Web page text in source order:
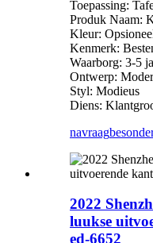
Toepassing:
Produk Naam:
Kleur:
Kenmerk:
Waarborg: 3-5
Ontwerp:
Styl: Modieus
Diens:
navraag
2022
luukse
ed-6652